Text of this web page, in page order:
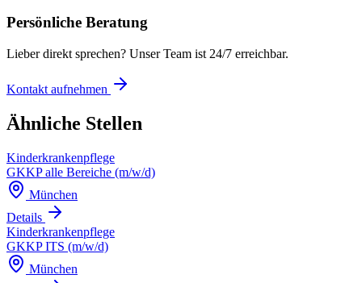
Persönliche Beratung
Lieber direkt sprechen? Unser Team ist 24/7 erreichbar.
Kontakt aufnehmen
Ähnliche Stellen
Kinderkrankenpflege
GKKP alle Bereiche (m/w/d)
München
Details
Kinderkrankenpflege
GKKP ITS (m/w/d)
München